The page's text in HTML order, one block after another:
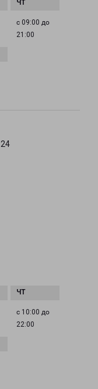
с 09:00 до
21:00
с 10:00 до
22:00